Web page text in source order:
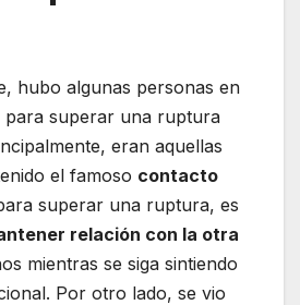
hubo algunas personas en
para superar una ruptura
eran aquellas
el famoso contacto
superar una ruptura, es
relación con la otra
mientras se siga sintiendo
Por otro lado, se vio